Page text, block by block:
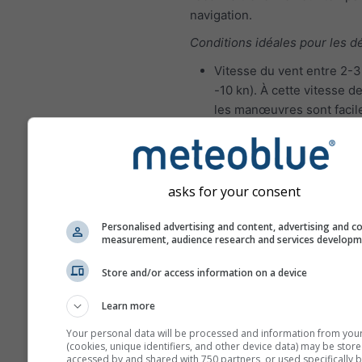
navigation.
Conditions idéales pour les
Vitesse du vent entre 2-
-10 kn). À cette vitesse
les manœuvres sont
pardonnées.
Hauteur significative des
vagues 0 à 1 m
navigateurs expérimentés
Vitesse du vent entre 4-
pour éviter les
asks for your consent
Personalised advertising and content, advertising and
measurement, audience research and services
Store and/or access information on a device
Learn more
Your personal data will be processed and information from
(cookies, unique identifiers, and other device data) may be
accessed by and shared with 750 partners, or used specifically